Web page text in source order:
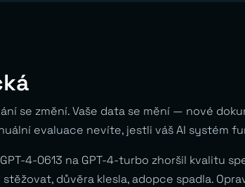
se změní. Vaše data se mění — nové
evaluace nevíte, jestli váš AI systém
4-0613 na GPT-4-turbo zhoršil kvalitu
důvěra klesla, adopce spadla.